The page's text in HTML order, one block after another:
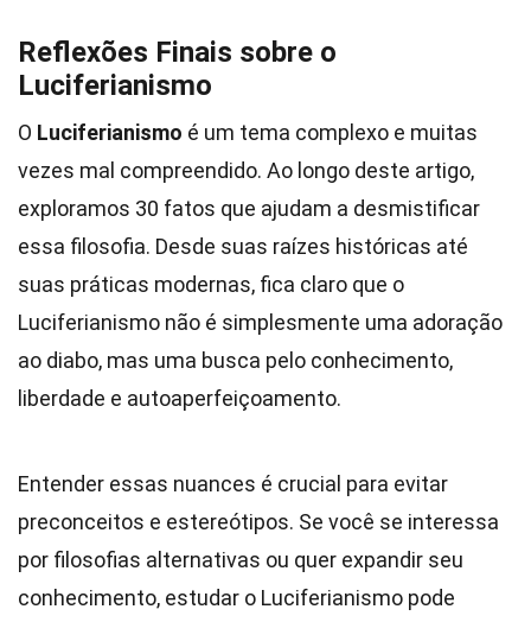
Reflexões Finais sobre o
Luciferianismo
O Luciferianismo é um tema complexo e muitas
vezes mal compreendido. Ao longo deste artigo,
exploramos 30 fatos que ajudam a desmistificar
essa filosofia. Desde suas raízes históricas até
suas práticas modernas, fica claro que o
Luciferianismo não é simplesmente uma adoração
ao diabo, mas uma busca pelo conhecimento,
liberdade e autoaperfeiçoamento.
Entender essas nuances é crucial para evitar
preconceitos e estereótipos. Se você se interessa
por filosofias alternativas ou quer expandir seu
conhecimento, estudar o Luciferianismo pode